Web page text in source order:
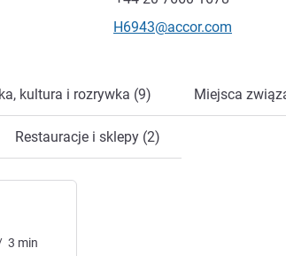
Kontaktowy adres e-mail
H6943@accor.com
kultura i rozrywka (9) Miejsca
Restauracje i sklepy (2)
3 min